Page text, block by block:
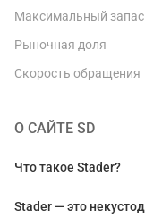
Максимальный запас
Рыночная доля
Скорость обращения
О САЙТЕ SD
Что такое Stader?
Stader — это